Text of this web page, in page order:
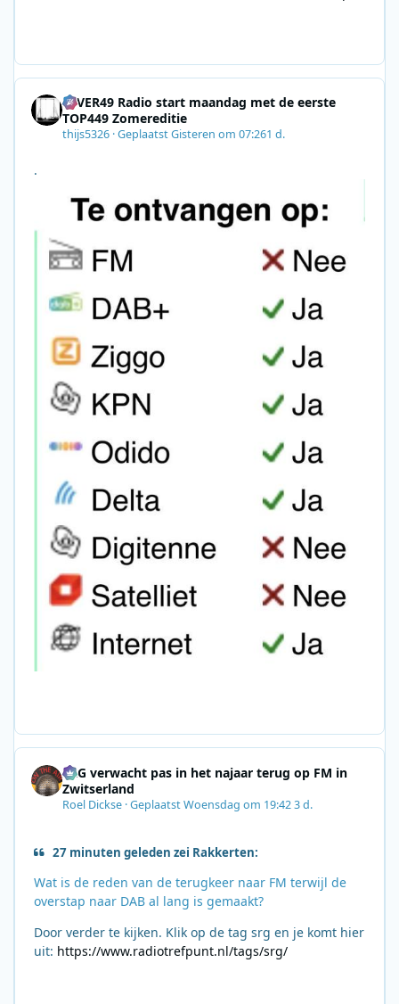
8F09201A140D&utm_source=SmartBrief
4EVER49 Radio start maandag met de eerste
TOP449 Zomereditie
thijs5326 ·GeplaatstGisteren om 07:261 d.
.
SRG verwacht pas in het najaar terug op FM in
Zwitserland
Roel Dickse ·GeplaatstWoensdag om 19:423 d.
27 minuten geleden zei Rakkerten:
Wat is de reden van de terugkeer naar FM terwijl de
overstap naar DAB al lang is gemaakt?
Door verder te kijken. Klik op de tag srg en je komt hier
uit: https://www.radiotrefpunt.nl/tags/srg/